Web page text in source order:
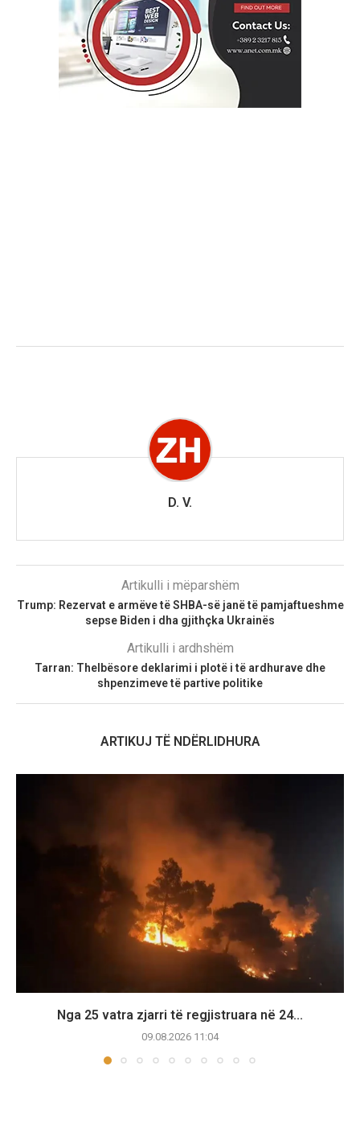
D. V.
Artikulli i mëparshëm
Trump: Rezervat e armëve të SHBA-së janë të pamjaftueshme
sepse Biden i dha gjithçka Ukrainës
Artikulli i ardhshëm
Tarran: Thelbësore deklarimi i plotë i të ardhurave dhe
shpenzimeve të partive politike
ARTIKUJ TË NDËRLIDHURA
Nga 25 vatra zjarri të regjistruara në 24...
09.08.2026 11:04